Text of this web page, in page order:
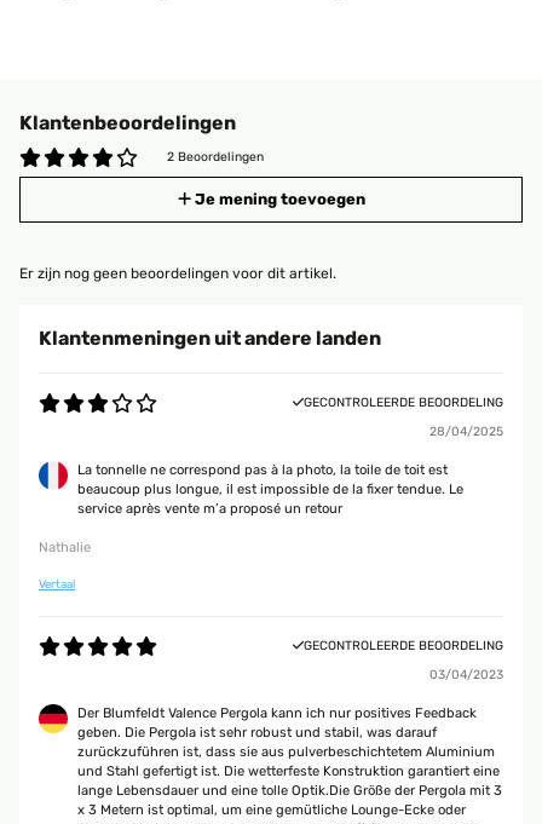
Klantenbeoordelingen
2 Beoordelingen
Je mening toevoegen
Er zijn nog geen beoordelingen voor dit artikel.
Klantenmeningen uit andere landen
GECONTROLEERDE BEOORDELING
28/04/2025
La tonnelle ne correspond pas à la photo, la toile de toit est
beaucoup plus longue, il est impossible de la fixer tendue. Le
service après vente m’a proposé un retour
Nathalie
Vertaal
GECONTROLEERDE BEOORDELING
03/04/2023
Der Blumfeldt Valence Pergola kann ich nur positives Feedback
geben. Die Pergola ist sehr robust und stabil, was darauf
zurückzuführen ist, dass sie aus pulverbeschichtetem Aluminium
und Stahl gefertigt ist. Die wetterfeste Konstruktion garantiert eine
lange Lebensdauer und eine tolle Optik.Die Größe der Pergola mit 3
x 3 Metern ist optimal, um eine gemütliche Lounge-Ecke oder